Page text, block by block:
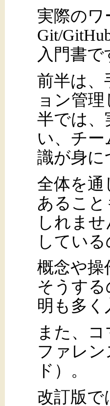
実際の
Git/
入門書で
前半は、
ョン管
半では、
い、チ
識が身に
全体を通
あるこ
しれま
してい
概念や操
そうす
明も多
また、
ファレ
ド）。
改訂版で